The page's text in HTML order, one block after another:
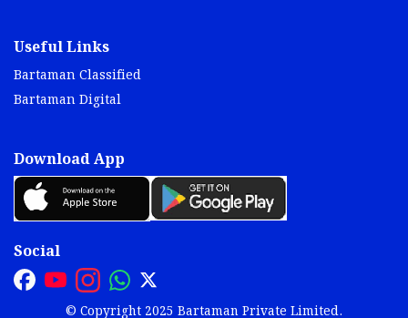
Useful Links
Bartaman Classified
Bartaman Digital
Download App
Social
© Copyright 2025 Bartaman Private Limited.